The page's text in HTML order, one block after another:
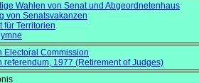
Wahlen von Senat und Abgeordnetenhaus
von Senatsvakanzen
für Territorien
Electoral Commission
referendum, 1977 (Retirement of Judges)